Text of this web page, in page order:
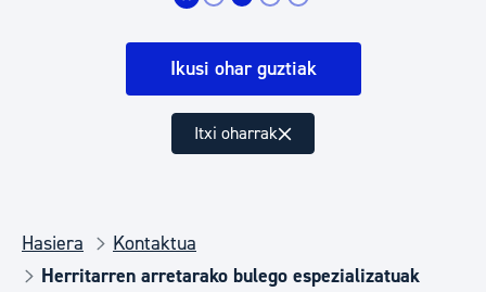
Ikusi ohar guztiak
Itxi oharrak
Hasiera
Kontaktua
Herritarren arretarako bulego espezializatuak